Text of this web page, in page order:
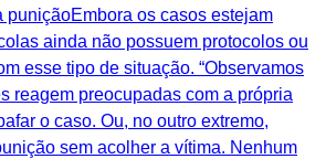
puniçãoEmbora os casos estejam
ainda não possuem protocolos ou
esse tipo de situação. “Observamos
reagem preocupadas com a própria
o caso. Ou, no outro extremo,
sem acolher a vítima. Nenhum